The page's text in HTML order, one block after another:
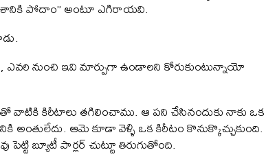
పోదాం” అంటూ ఎగిరాయవి.
నుంచి ఇవి మార్పుగా ఉండాలని కోరుకుంటున్నాయో
వాటికి కిరీటాలు తగిలించాము. ఆ పని చేసినందుకు నాకు ఒక
ఆమె కూడా వెళ్ళి ఒక కిరీటం కొనుక్కొచ్చుకుంది.
బ్యూటీ పార్లర్ చుట్టూ తిరుగుతోంది.